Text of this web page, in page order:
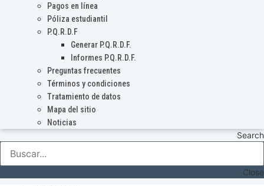
Pagos en línea
Póliza estudiantil
P.Q.R.D.F
Generar P.Q.R.D.F.
Informes P.Q.R.D.F.
Preguntas frecuentes
Términos y condiciones
Tratamiento de datos
Mapa del sitio
Noticias
Search
Close